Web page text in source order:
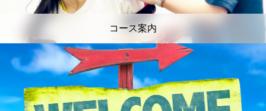
コース案内